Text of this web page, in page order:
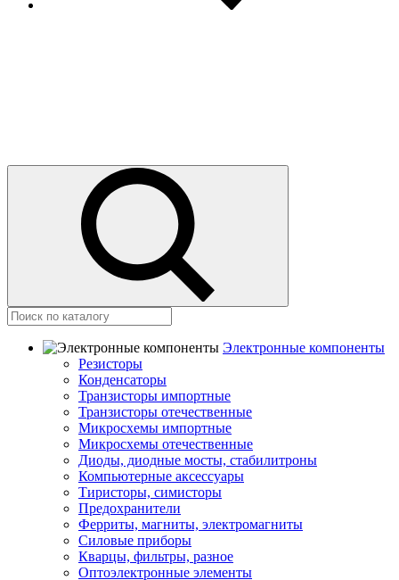
Электронные компоненты
Резисторы
Конденсаторы
Транзисторы импортные
Транзисторы отечественные
Микросхемы импортные
Микросхемы отечественные
Диоды, диодные мосты, стабилитроны
Компьютерные аксессуары
Тиристоры, симисторы
Предохранители
Ферриты, магниты, электромагниты
Силовые приборы
Кварцы, фильтры, разное
Оптоэлектронные элементы